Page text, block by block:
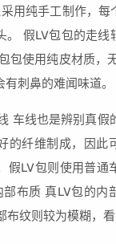
用纯手工制作，
。 假LV包包的走线
包使用纯皮材质，
刺鼻的难闻味道。
车线也是辨别真假
的纤维制成，因此
假LV包则使用普通
布质 真LV包的内
布纹则较为模糊，看